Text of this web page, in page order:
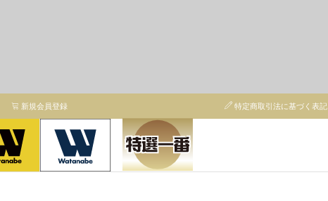
新規会員登録 特定商取引法に基づく表記